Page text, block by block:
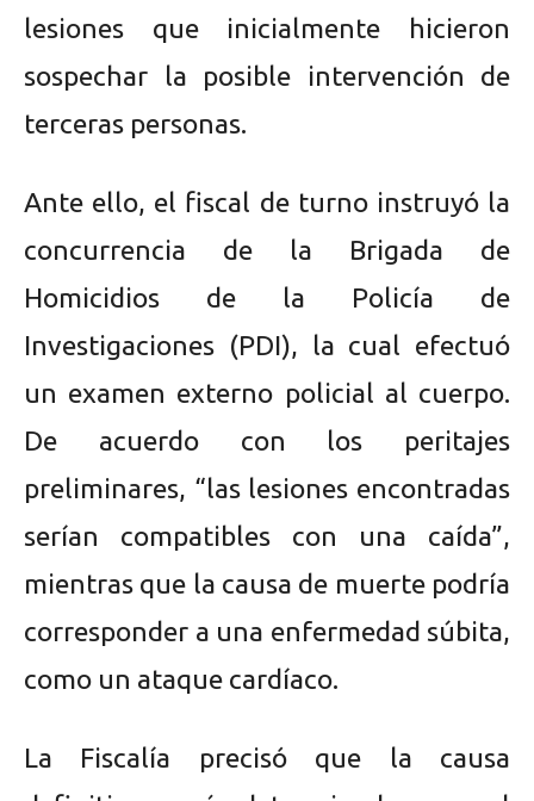
lesiones que inicialmente hicieron
sospechar la posible intervención de
terceras personas.
Ante ello, el fiscal de turno instruyó la
concurrencia de la Brigada de
Homicidios de la Policía de
Investigaciones (PDI), la cual efectuó
un examen externo policial al cuerpo.
De acuerdo con los peritajes
preliminares, “las lesiones encontradas
serían compatibles con una caída”,
mientras que la causa de muerte podría
corresponder a una enfermedad súbita,
como un ataque cardíaco.
La Fiscalía precisó que la causa